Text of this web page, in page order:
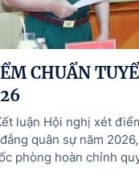
CHUẨN
luận Hội nghị xét
quân sự năm
phòng hoàn chỉnh